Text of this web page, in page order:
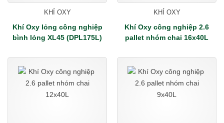
KHÍ OXY
Khí Oxy lỏng công nghiệp
bình lỏng XL45 (DPL175L)
KHÍ OXY
Khí Oxy công nghiệp 2.6
pallet nhóm chai 16x40L